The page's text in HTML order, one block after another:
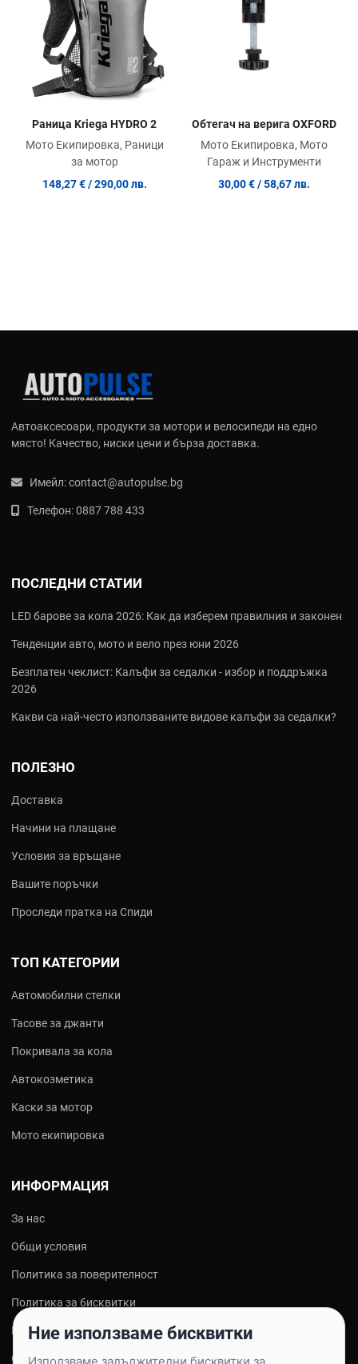
Раница Kriega HYDRO 2
Мото Екипировка, Раници
за мотор
148,27 € / 290,00 лв.
Обтегач на верига OXFORD
Мото Екипировка, Мото
Гараж и Инструменти
30,00 € / 58,67 лв.
Автоаксесоари, продукти за мотори и велосипеди на едно
място! Качество, ниски цени и бърза доставка.
Имейл:contact@autopulse.bg
Телефон:0887 788 433
ПОСЛЕДНИ СТАТИИ
LED барове за кола 2026: Как да изберем правилния и законен
Тенденции авто, мото и вело през юни 2026
Безплатен чеклист: Калъфи за седалки - избор и поддръжка
2026
Какви са най‑често използваните видове калъфи за седалки?
ПОЛЕЗНО
Доставка
Начини на плащане
Условия за връщане
Вашите поръчки
Проследи пратка на Спиди
ТОП КАТЕГОРИИ
Автомобилни стелки
Тасове за джанти
Покривала за кола
Автокозметика
Каски за мотор
Мото екипировка
ИНФОРМАЦИЯ
За нас
Общи условия
Политика за поверителност
Политика за бисквитки
Контакти
Онлайн решаване на спорове
Ние използваме бисквитки